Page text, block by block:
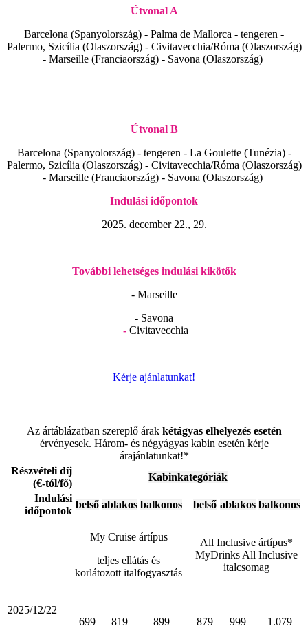
Útvonal A
Barcelona (Spanyolország) - Palma de Mallorca - tengeren -
Palermo, Szicília (Olaszország) - Civitavecchia/Róma (Olaszország)
- Marseille (Franciaország) - Savona (Olaszország)
Útvonal B
Barcelona (Spanyolország) - tengeren - La Goulette (Tunézia) -
Palermo, Szicília (Olaszország) - Civitavecchia/Róma (Olaszország)
- Marseille (Franciaország) - Savona (Olaszország)
Indulási időpontok
2025. december 22., 29.
További lehetséges indulási kikötők
- Marseille
- Savona
- Civitavecchia
Kérje ajánlatunkat!
Az ártáblázatban szereplő árak kétágyas elhelyezés esetén
érvényesek. Három- és négyágyas kabin esetén kérje
árajánlatunkat!*
Részvételi díj
(€-tól/fő)
Kabinkategóriák
Indulási
időpontok
belső ablakos balkonos belső ablakos balkonos
My Cruise ártípus
teljes ellátás és
korlátozott italfogyasztás
All Inclusive ártípus*
MyDrinks All Inclusive
italcsomag
2025/12/22
699
819 899 879 999 1.079